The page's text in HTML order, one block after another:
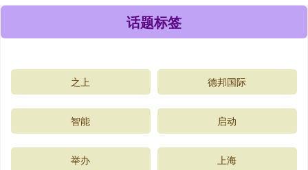
话题标签
之上 德邦国际
智能 启动
举办 上海